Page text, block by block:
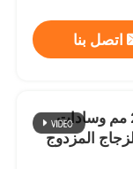
اتصل بنا
15 * 15 مم 20 * 20 مم وسادات